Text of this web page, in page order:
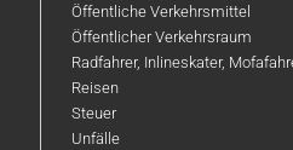
Öffentliche Verkehrsmittel
Öffentlicher Verkehrsraum
Radfahrer, Inlineskater,
Reisen
Steuer
Unfälle